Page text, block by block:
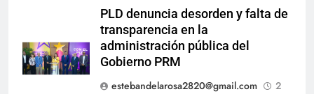
PLD denuncia desorden y falta de
transparencia en la
administración pública del
Gobierno PRM
estebandelarosa2820@gmail.com
2